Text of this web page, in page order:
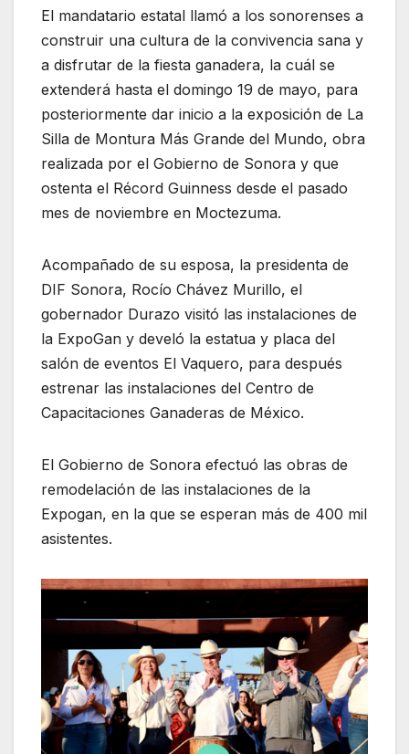
El mandatario estatal llamó a los sonorenses a
construir una cultura de la convivencia sana y
a disfrutar de la fiesta ganadera, la cuál se
extenderá hasta el domingo 19 de mayo, para
posteriormente dar inicio a la exposición de La
Silla de Montura Más Grande del Mundo, obra
realizada por el Gobierno de Sonora y que
ostenta el Récord Guinness desde el pasado
mes de noviembre en Moctezuma.
Acompañado de su esposa, la presidenta de
DIF Sonora, Rocío Chávez Murillo, el
gobernador Durazo visitó las instalaciones de
la ExpoGan y develó la estatua y placa del
salón de eventos El Vaquero, para después
estrenar las instalaciones del Centro de
Capacitaciones Ganaderas de México.
El Gobierno de Sonora efectuó las obras de
remodelación de las instalaciones de la
Expogan, en la que se esperan más de 400 mil
asistentes.